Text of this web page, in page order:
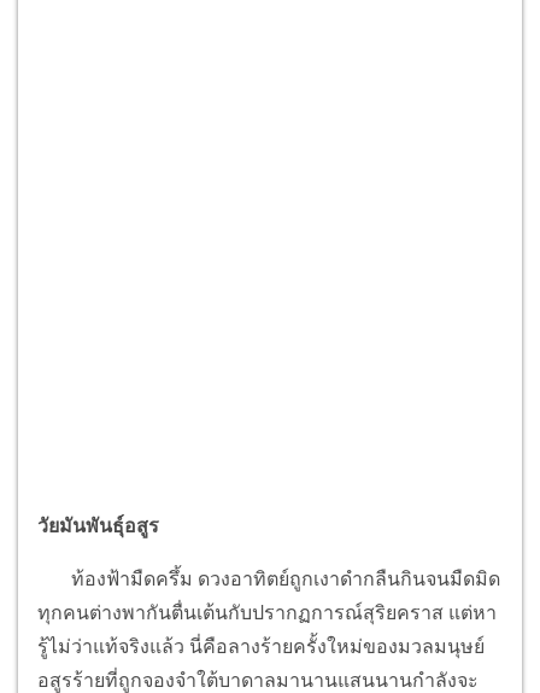
วัยมันพันธุ์อสูร
ท้องฟ้ามืดครึ้ม ดวงอาทิตย์ถูกเงาดำกลืนกินจนมืดมิด
ทุกคนต่างพากันตื่นเต้นกับปรากฏการณ์สุริยคราส แต่หา
รู้ไม่ว่าแท้จริงแล้ว นี่คือลางร้ายครั้งใหม่ของมวลมนุษย์
อสูรร้ายที่ถูกจองจำใต้บาดาลมานานแสนนานกำลังจะ